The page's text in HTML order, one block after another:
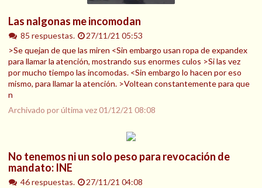
Las nalgonas me incomodan
85 respuestas.
27/11/21 05:53
>Se quejan de que las miren <Sin embargo usan ropa de expandex
para llamar la atención, mostrando sus enormes culos >Si las vez
por mucho tiempo las incomodas. <Sin embargo lo hacen por eso
mismo, para llamar la atención. >Voltean constantemente para que
n
Archivado por última vez01/12/21 08:08
No tenemos ni un solo peso para revocación de
mandato: INE
46 respuestas.
27/11/21 04:08